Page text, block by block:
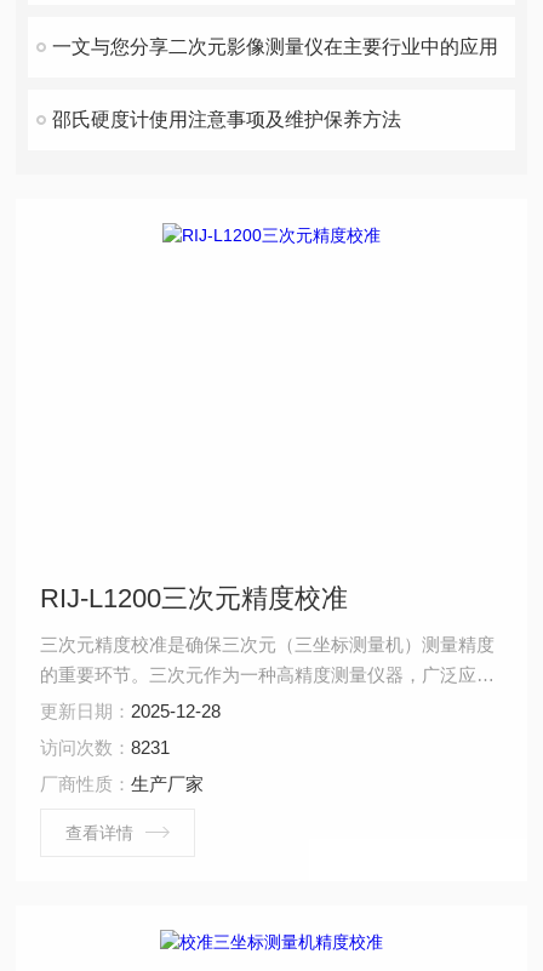
一文与您分享二次元影像测量仪在主要行业中的应用
邵氏硬度计使用注意事项及维护保养方法
RIJ-L1200三次元精度校准
三次元精度校准是确保三次元（三坐标测量机）测量精度
的重要环节。三次元作为一种高精度测量仪器，广泛应用
于机械、汽车、航空等行业，用于测量箱体、机架、齿
轮、凸轮等复杂工件的尺寸、形状和形位公差。
更新日期： 2025-12-28
访问次数：8231
厂商性质：生产厂家
查看详情